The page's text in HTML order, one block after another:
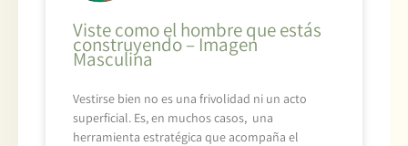
Viste como el hombre que estás
construyendo – Imagen
Masculina
Vestirse bien no es una frivolidad ni un acto
superficial. Es, en muchos casos, una
herramienta estratégica que acompaña el